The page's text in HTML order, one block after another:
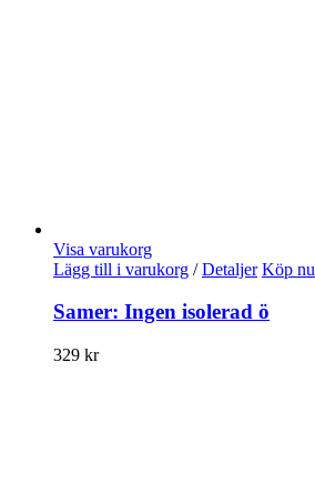
Visa varukorg
Lägg till i varukorg / Detaljer Köp nu
Samer: Ingen isolerad ö
329 kr